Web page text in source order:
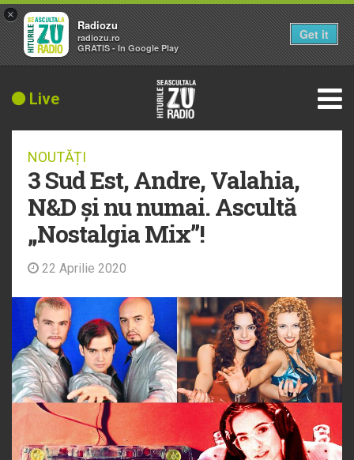
Live
NOUTĂȚI
3 Sud Est, Andre, Valahia,
N&D și nu numai. Ascultă
„Nostalgia Mix”!
22 Aprilie 2020
×
Radiozu
radiozu.ro
GRATIS - In Google Play
Get it